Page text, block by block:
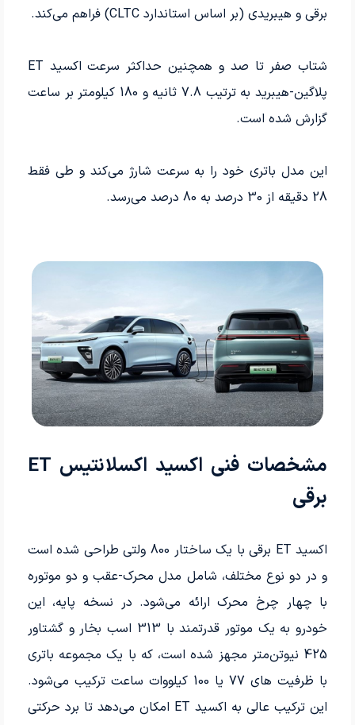
برقی و هیبریدی (بر اساس استاندارد CLTC) فراهم می‌کند.
شتاب صفر تا صد و همچنین حداکثر سرعت اکسید ET
پلاگین-هیبرید به ترتیب 7.8 ثانیه و 180 کیلومتر بر ساعت
گزارش شده است.
این مدل باتری خود را به سرعت شارژ می‌کند و طی فقط
28 دقیقه از 30 درصد به 80 درصد می‌رسد.
مشخصات فنی اکسید اکسلانتیس ET
برقی
اکسید ET برقی با یک ساختار 800 ولتی طراحی شده است
و در دو نوع مختلف، شامل مدل محرک-عقب و دو موتوره
با چهار چرخ محرک ارائه می‌شود. در نسخه پایه، این
خودرو به یک موتور قدرتمند با 313 اسب بخار و گشتاور
425 نیوتن‌متر مجهز شده است، که با یک مجموعه باتری
با ظرفیت های 77 یا 100 کیلووات ساعت ترکیب می‌شود.
این ترکیب عالی به اکسید ET امکان می‌دهد تا برد حرکتی